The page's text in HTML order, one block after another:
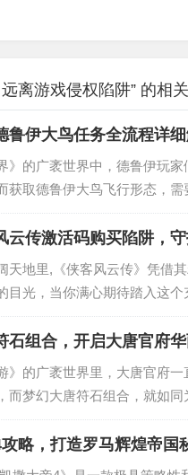
离游戏侵权陷阱” 的相
鲁伊大鸟任务全流程详
》的广袤世界中，德鲁伊玩
获取德鲁伊大鸟飞行形态，
鲁伊大鸟任务流程。 前置条
级骑术（225骑术），...
云传激活码购买陷阱，
天地里,《侠客风云传》凭借
目光，当你满心期待踏入这
的“钥匙”，这里面却暗藏诸
安全、合法地获取《...
石组合，开启大唐官府
》的广袤世界里，大唐官府
而梦幻大唐符石组合，就如
耀眼的光芒。 大唐官府,作为
力闻名，在复杂多变的战斗环
略，打造罗马辉煌帝国